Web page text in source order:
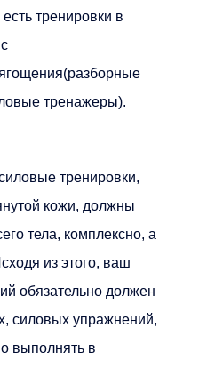
тренировки в
тренажеры).
тренировки,
кожи, должны
тела, комплексно, а
из этого, ваш
обязательно должен
силовых упражнений,
выполнять в